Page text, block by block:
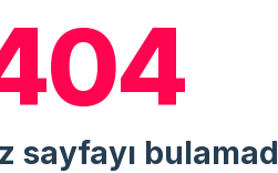
sayfayı